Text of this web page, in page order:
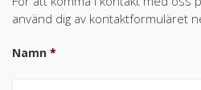
använd dig av kontaktformuläret
Namn *